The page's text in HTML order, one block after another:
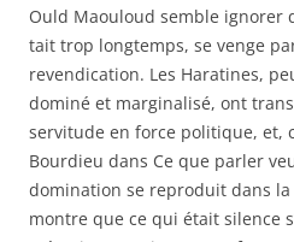
Ould Maouloud semble ignorer
tait trop longtemps, se venge
revendication. Les Haratines,
dominé et marginalisé, ont
servitude en force politique, et,
Bourdieu dans Ce que parler
domination se reproduit dans la
montre que ce qui était silence